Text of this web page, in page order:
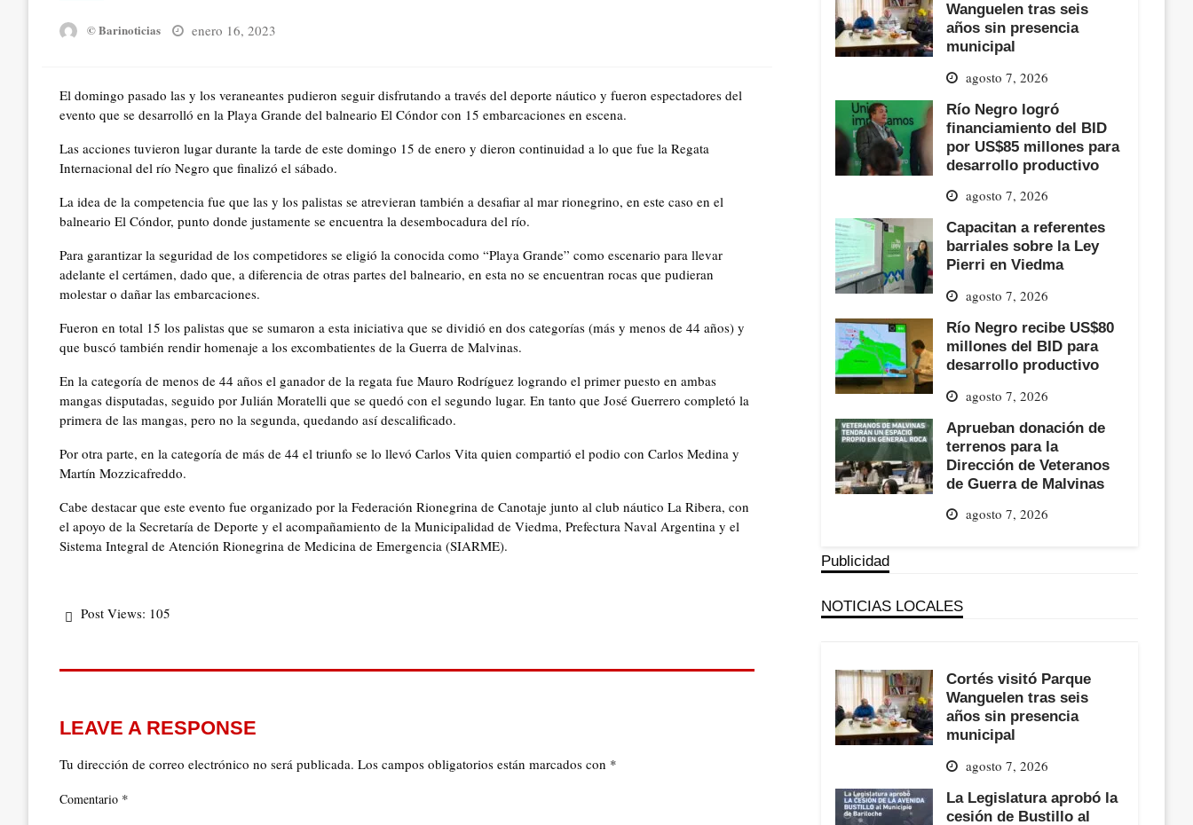
© Barinoticias
Posted
enero 16, 2023
El domingo pasado las y los veraneantes pudieron seguir disfrutando a través del deporte náutico y fueron espectadores del
evento que se desarrolló en la Playa Grande del balneario El Cóndor con 15 embarcaciones en escena.
Las acciones tuvieron lugar durante la tarde de este domingo 15 de enero y dieron continuidad a lo que fue la Regata
Internacional del río Negro que finalizó el sábado.
La idea de la competencia fue que las y los palistas se atrevieran también a desafiar al mar rionegrino, en este caso en el
balneario El Cóndor, punto donde justamente se encuentra la desembocadura del río.
Para garantizar la seguridad de los competidores se eligió la conocida como “Playa Grande” como escenario para llevar
adelante el certámen, dado que, a diferencia de otras partes del balneario, en esta no se encuentran rocas que pudieran
molestar o dañar las embarcaciones.
Fueron en total 15 los palistas que se sumaron a esta iniciativa que se dividió en dos categorías (más y menos de 44 años) y
que buscó también rendir homenaje a los excombatientes de la Guerra de Malvinas.
En la categoría de menos de 44 años el ganador de la regata fue Mauro Rodríguez logrando el primer puesto en ambas
mangas disputadas, seguido por Julián Moratelli que se quedó con el segundo lugar. En tanto que José Guerrero completó la
primera de las mangas, pero no la segunda, quedando así descalificado.
Por otra parte, en la categoría de más de 44 el triunfo se lo llevó Carlos Vita quien compartió el podio con Carlos Medina y
Martín Mozzicafreddo.
Cabe destacar que este evento fue organizado por la Federación Rionegrina de Canotaje junto al club náutico La Ribera, con
el apoyo de la Secretaría de Deporte y el acompañamiento de la Municipalidad de Viedma, Prefectura Naval Argentina y el
Sistema Integral de Atención Rionegrina de Medicina de Emergencia (SIARME).
Post Views: 105
LEAVE A RESPONSE
Tu dirección de correo electrónico no será publicada. Los campos obligatorios están marcados con *
Comentario *
Wanguelen tras seis
años sin presencia
municipal
agosto 7, 2026
Río Negro logró
financiamiento del BID
por US$85 millones para
desarrollo productivo
agosto 7, 2026
Capacitan a referentes
barriales sobre la Ley
Pierri en Viedma
agosto 7, 2026
Río Negro recibe US$80
millones del BID para
desarrollo productivo
agosto 7, 2026
Aprueban donación de
terrenos para la
Dirección de Veteranos
de Guerra de Malvinas
agosto 7, 2026
Publicidad
NOTICIAS LOCALES
Cortés visitó Parque
Wanguelen tras seis
años sin presencia
municipal
agosto 7, 2026
La Legislatura aprobó la
cesión de Bustillo al